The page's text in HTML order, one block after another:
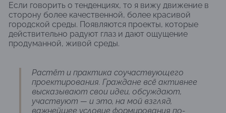
Если говорить о тенденциях, то я вижу движение в
сторону более качественной, более красивой
городской среды. Появляются проекты, которые
действительно радуют глаз и дают ощущение
продуманной, живой среды.
Растёт и практика соучаствующего
проектирования. Граждане всё активнее
высказывают свои идеи, обсуждают,
участвуют — и это, на мой взгляд,
важнейшее условие формирования по-